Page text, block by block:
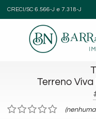
CRECI/SC 6.566-J e 7.318-J
Terreno